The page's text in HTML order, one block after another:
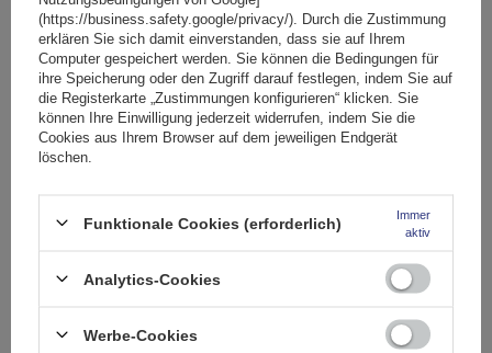
Große Menge verfügbar Wir versenden schon am11. August
In den
Warenkorb
SONDERANGEBOT
ermöglicht den Transport eines zusätzlichen Fahrrads
(https://business.safety.google/privacy/). Durch die Zustimmung
erklären Sie sich damit einverstanden, dass sie auf Ihrem
Computer gespeichert werden. Sie können die Bedingungen für
ihre Speicherung oder den Zugriff darauf festlegen, indem Sie auf
die Registerkarte „Zustimmungen konfigurieren“ klicken. Sie
können Ihre Einwilligung jederzeit widerrufen, indem Sie die
Cookies aus Ihrem Browser auf dem jeweiligen Endgerät
löschen.
Funktionale Cookies (erforderlich)
Immer
aktiv
Analytics-Cookies
Werbe-Cookies